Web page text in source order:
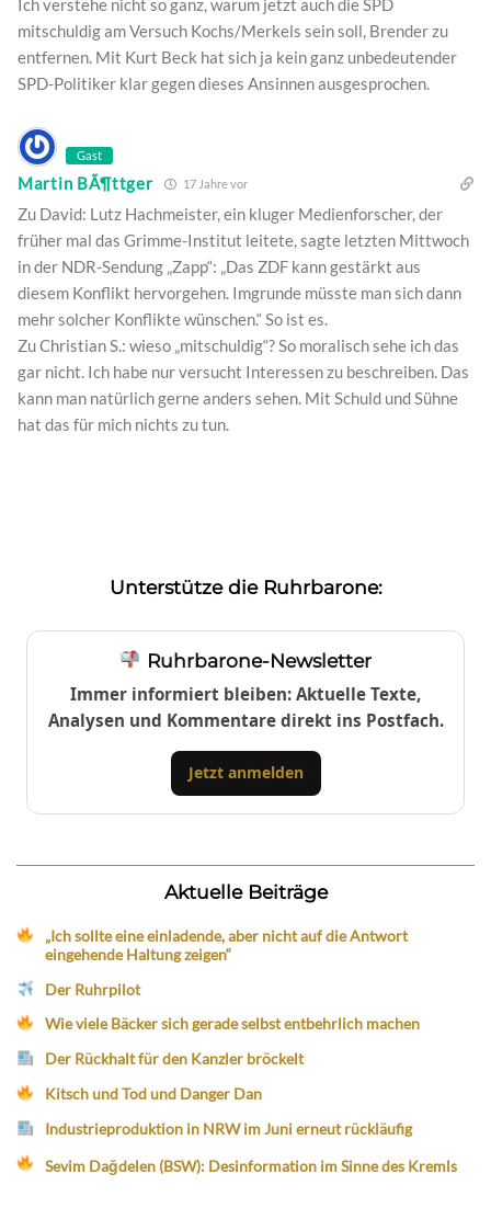
mitschuldig am Versuch Kochs/Merkels sein soll, Brender zu
entfernen. Mit Kurt Beck hat sich ja kein ganz unbedeutender
SPD-Politiker klar gegen dieses Ansinnen ausgesprochen.
Gast
Martin BÃ¶ttger 17 Jahre vor
Zu David: Lutz Hachmeister, ein kluger Medienforscher, der
früher mal das Grimme-Institut leitete, sagte letzten Mittwoch
in der NDR-Sendung „Zapp“: „Das ZDF kann gestärkt aus
diesem Konflikt hervorgehen. Imgrunde müsste man sich dann
mehr solcher Konflikte wünschen.“ So ist es.
Zu Christian S.: wieso „mitschuldig“? So moralisch sehe ich das
gar nicht. Ich habe nur versucht Interessen zu beschreiben. Das
kann man natürlich gerne anders sehen. Mit Schuld und Sühne
hat das für mich nichts zu tun.
Unterstütze die Ruhrbarone:
Ruhrbarone-Newsletter
Immer informiert bleiben: Aktuelle Texte,
Analysen und Kommentare direkt ins Postfach.
Jetzt anmelden
Aktuelle Beiträge
„Ich sollte eine einladende, aber nicht auf die Antwort
eingehende Haltung zeigen“
Der Ruhrpilot
Wie viele Bäcker sich gerade selbst entbehrlich machen
Der Rückhalt für den Kanzler bröckelt
Kitsch und Tod und Danger Dan
Industrieproduktion in NRW im Juni erneut rückläufig
Sevim Dağdelen (BSW): Desinformation im Sinne des Kremls